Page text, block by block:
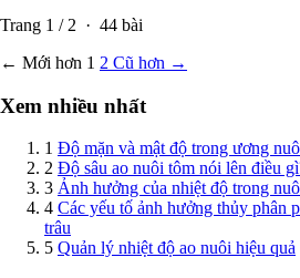
Trang 1 / 2 · 44 bài
← Mới hơn 1 2 Cũ hơn →
Xem nhiều nhất
1 Độ mặn và mật độ trong ương
2 Độ sâu ao nuôi tôm nói lên điều
3 Ảnh hưởng của nhiệt độ trong
4 Các yếu tố ảnh hưởng thủy phân
trâu
5 Quản lý nhiệt độ ao nuôi hiệu quả